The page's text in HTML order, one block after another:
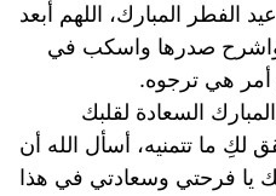
الفطر المبارك، اللهم أبعد
صدرها واسكب في
أمر هي ترجوه.
السعادة لقلبك
لكِ ما تتمنيه، أسأل الله أن
يا فرحتي وسعادتي في هذا